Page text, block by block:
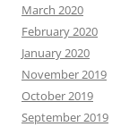
March 2020
February 2020
January 2020
November 2019
October 2019
September 2019